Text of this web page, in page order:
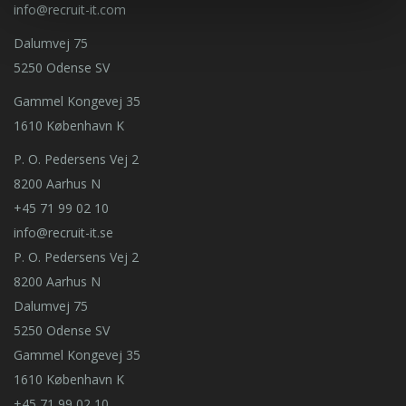
info@recruit-it.com
Dalumvej 75
5250 Odense SV
Gammel Kongevej 35
1610 København K
P. O. Pedersens Vej 2
8200 Aarhus N
+45 71 99 02 10
info@recruit-it.se
P. O. Pedersens Vej 2
8200 Aarhus N
Dalumvej 75
5250 Odense SV
Gammel Kongevej 35
1610 København K